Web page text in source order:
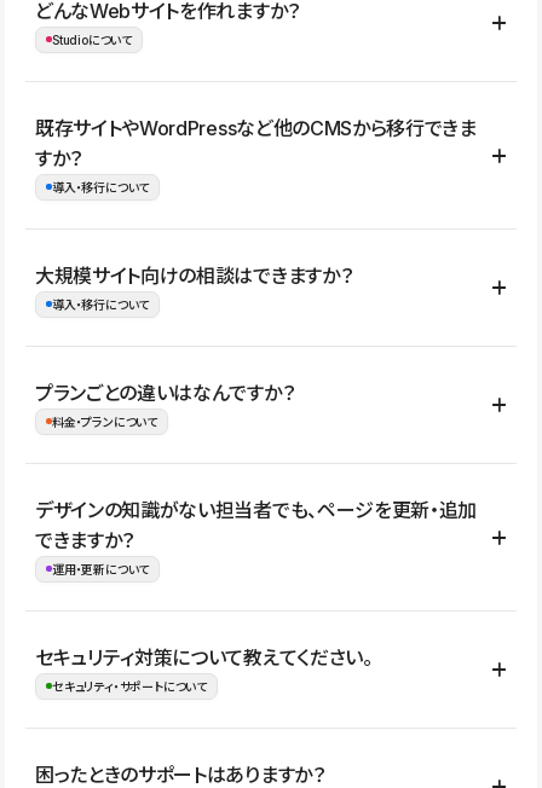
どんなWebサイトを作れますか？
Studioについて
コーポレートサイト、サービスサイト、LP、採用サイト、ブロ
グ・メディア、イベントサイト、店舗・商品紹介サイト、ポートフ
ォリオなど幅広く制作できます。
既存サイトやWordPressなど他のCMSから移行できま
すか？
導入・移行について
はい。既存サイトの構成やコンテンツ、URLを整理したうえで、
Studio上に再構築する形で移行できます。 WordPressの場合は、
イト全体のデザインや設定がそのまま移行されるわけではないた
め、移行後にページ構成やデザイン、CMS設計、URL・リダイレク
大規模サイト向けの相談はできますか？
導入・移行について
はい。アクセス規模が大きいサイトや、複数部門での運用、権限管
理、セキュリティ確認、既存システムとの連携など、個別の要件が
ない段階でも、お問い合わせください。
お問合せはこちら
プランごとの違いはなんですか？
料金・プランについて
公開ページ数、バージョン履歴の期間、CMS利用数の上限、権限
管理の有無などがプランごとに異なります。詳しくは料金プランペ
ージをご覧ください。
デザインの知識がない担当者でも、ページを更新・追加
できますか？
運用・更新について
はい。CMSやコンポーネントを活用して更新範囲を設計しておく
ことで、デザインを崩しにくい状態で運用できます。 さらにコン
ながらレイアウトに影響を与えずに更新作業を進めやすくなりま
セキュリティ対策について教えてください。
セキュリティ・サポートについて
Studioでは、公開サイトやサービスを安全に利用できるよう、通信
困ったときのサポートはありますか？